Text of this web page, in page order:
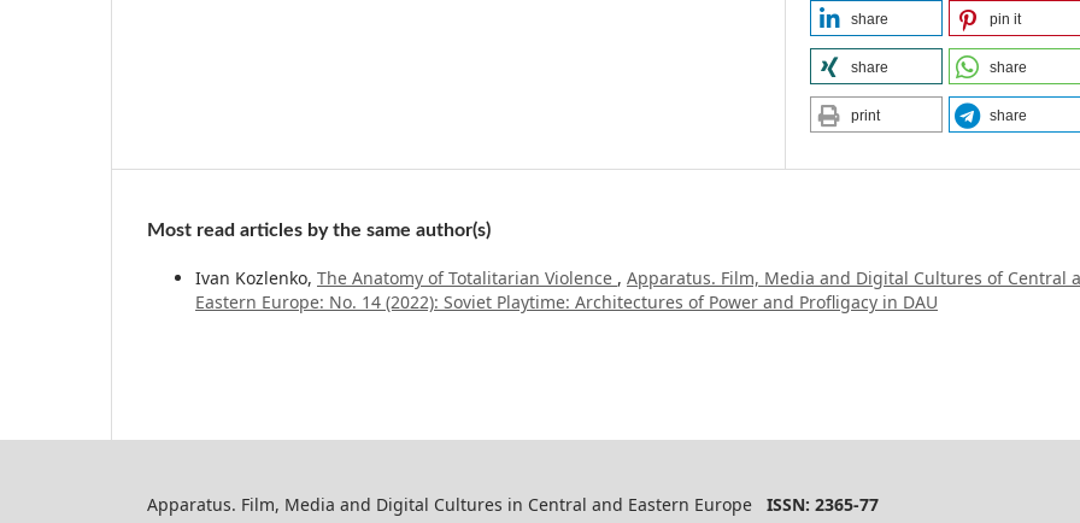
share pin it
share share
print share
Most read articles by the same author(s)
Ivan Kozlenko, The Anatomy of Totalitarian Violence , Apparatus. Film, Media and Digital Cultures of Central
Eastern Europe: No. 14 (2022): Soviet Playtime: Architectures of Power and Profligacy in DAU
Apparatus. Film, Media and Digital Cultures in Central and Eastern Europe ISSN: 2365-77